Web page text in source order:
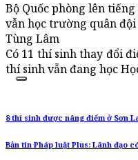
Bộ Quốc phòng lên
vẫn học trường quân đội
Tùng Lâm
Có 11 thí sinh thay đổi
thí sinh vẫn đang học
8 thí sinh được nâng điểm ở Sơn
Bản tin Pháp luật Plus: Lãnh đạo